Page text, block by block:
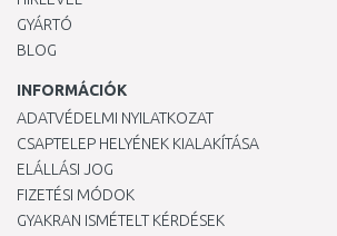
GYÁRTÓ
BLOG
INFORMÁCIÓK
ADATVÉDELMI NYILATKOZAT
CSAPTELEP HELYÉNEK KIALAKÍTÁSA
ELÁLLÁSI JOG
FIZETÉSI MÓDOK
GYAKRAN ISMÉTELT KÉRDÉSEK